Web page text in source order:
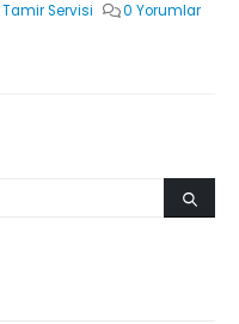
Tamir Servisi 0 Yorumlar